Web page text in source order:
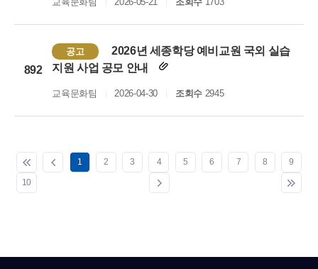
892
공고
2026년 세종학당 예비교원 국외 실습
지원 사업 공모 안내
교육문화팀 2026-04-30 조회수2945
1 2 3 4 5 6 7 8 9
10